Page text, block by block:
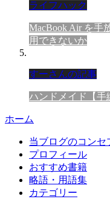
ライフハック
MacBook Air を手
用できないか
すーさんの記事
ハンドメイド【手
ホーム
当ブログのコンセ
プロフィール
おすすめ書籍
略語・用語集
カテゴリー